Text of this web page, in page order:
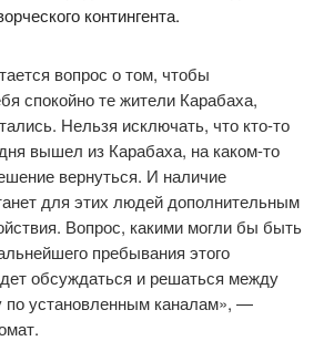
контингента.
вопрос о том, чтобы
спокойно те жители Карабаха,
Нельзя исключать, что кто-то
вышел из Карабаха, на каком-то
вернуться. И наличие
для этих людей дополнительным
Вопрос, какими могли бы быть
пребывания этого
обсуждаться и решаться между
по установленным каналам», —